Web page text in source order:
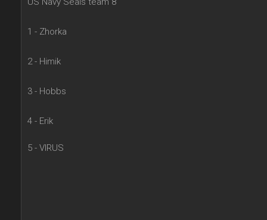
1 - Zhorka
2 - Himik
3 - Hobbs
4 - Erik
5 - VIRUS